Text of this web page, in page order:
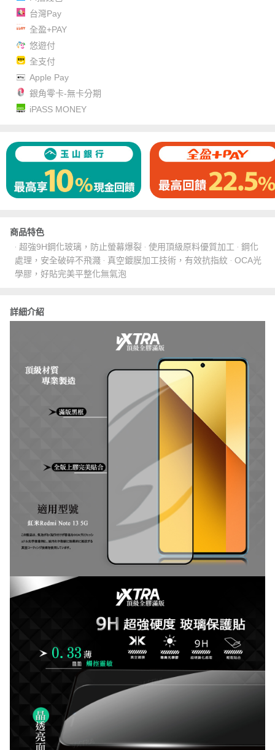
台灣Pay
全盈+PAY
悠遊付
全支付
Apple Pay
銀角零卡-無卡分期
iPASS MONEY
商品特色
‧ 超強9H鋼化玻璃，防止螢幕爆裂 ‧ 使用頂級原料優質加工 ‧ 鋼化
處理，安全破碎不飛濺 ‧ 真空鍍膜加工技術，有效抗指紋 ‧ OCA光
學膠，好貼完美平整化無氣泡
詳細介紹